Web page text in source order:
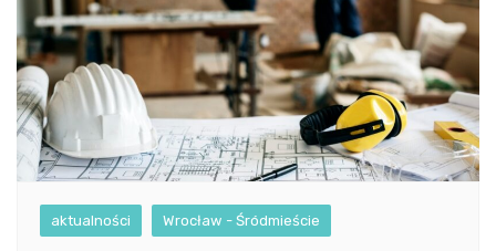
aktualności Wrocław - Śródmieście